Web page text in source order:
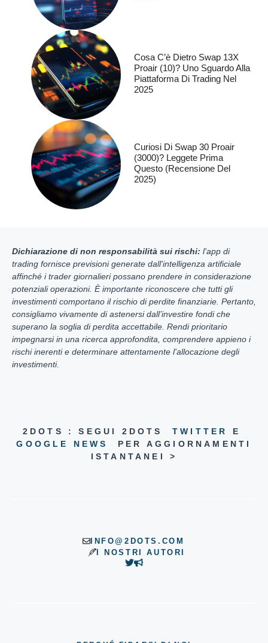
Cosa C’è Dietro Swap 13X
Proair (10)? Uno Sguardo Alla
Piattaforma Di Trading Nel
2025
Curiosi Di Swap 30 Proair
(3000)? Leggete Prima
Questo (recensione Del
2025)
Dichiarazione di non responsabilità sui rischi: l'app di
trading fornisce previsioni generate dall'intelligenza artificiale
affinché i trader giornalieri possano prendere in considerazione
potenziali operazioni. È importante riconoscere che tutti gli
investimenti comportano il rischio di perdite finanziarie. Pertanto,
consigliamo vivamente di astenersi dall’investire fondi che
superano la soglia di perdita accettabile. Rendi prioritario
impegnarsi in una ricerca approfondita, comprendere appieno i
rischi inerenti e determinare attentamente l'allocazione degli
investimenti.
2DOTS : SEGUI 2DOTSTWITTER
E
GOOGLE NEWS
PER AGGIORNAMENTI
ISTANTANEI >
INFO@2DOTS.COM
I NOSTRI AUTORI